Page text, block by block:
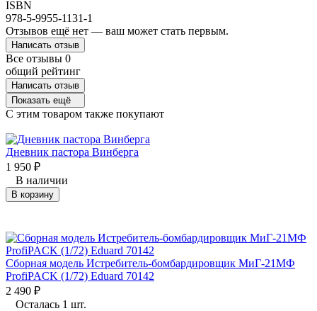
ISBN
978-5-9955-1131-1
Отзывов ещё нет — ваш может стать первым.
Написать отзыв
Все отзывы 0
общий рейтинг
Написать отзыв
Показать ещё
C этим товаром также покупают
Дневник пастора Винберга
1 950 ₽
В наличии
В корзину
Сборная модель Истребитель-бомбардировщик МиГ-21МФ
ProfiPACK (1/72) Eduard 70142
2 490 ₽
Осталась 1 шт.